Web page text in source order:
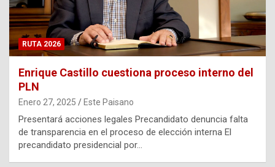
RUTA 2026
Enrique Castillo cuestiona proceso interno del
PLN
Enero 27, 2025 Este Paisano
Presentará acciones legales Precandidato denuncia falta
de transparencia en el proceso de elección interna El
precandidato presidencial por…